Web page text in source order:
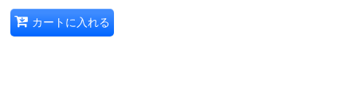
カートに入れる